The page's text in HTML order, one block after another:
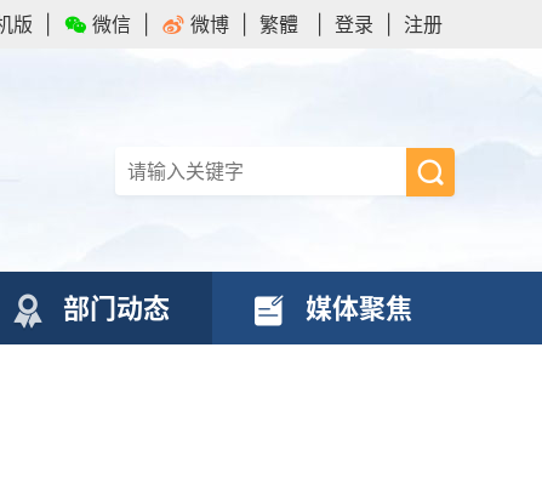
版 微信 微博 繁體 登录 注册
部门动态 媒体聚焦